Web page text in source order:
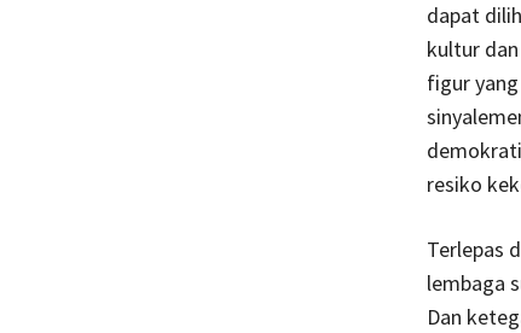
dapat
kultur
figur
resiko
Terlepas
lembaga
Dan